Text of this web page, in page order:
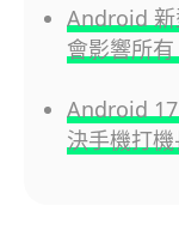
Android 新
會影響所
Android
決手機打